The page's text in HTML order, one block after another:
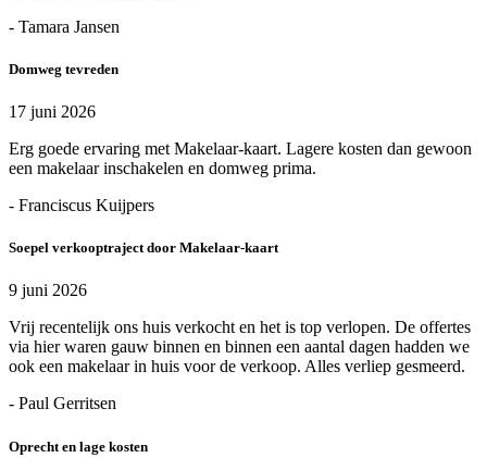
- Tamara Jansen
Domweg tevreden
17 juni 2026
Erg goede ervaring met Makelaar-kaart. Lagere kosten dan gewoon
een makelaar inschakelen en domweg prima.
- Franciscus Kuijpers
Soepel verkooptraject door Makelaar-kaart
9 juni 2026
Vrij recentelijk ons huis verkocht en het is top verlopen. De offertes
via hier waren gauw binnen en binnen een aantal dagen hadden we
ook een makelaar in huis voor de verkoop. Alles verliep gesmeerd.
- Paul Gerritsen
Oprecht en lage kosten